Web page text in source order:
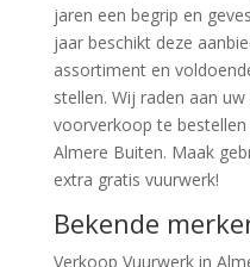
jaren een begrip en
jaar beschikt deze
assortiment en
stellen. Wij raden aan
voorverkoop te
Almere Buiten. Maak
extra gratis vuurwerk!
Bekende
Verkoop Vuurwerk in